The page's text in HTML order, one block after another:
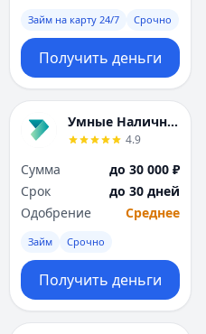
Займ на карту 24/7 Срочно
Получить деньги
Умные Наличные
4.9
Сумма
до 30 000 ₽
Срок
до 30 дней
Одобрение
Среднее
Займ Срочно
Получить деньги